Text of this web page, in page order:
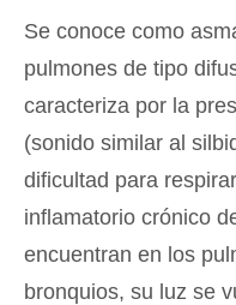
Se conoce como
pulmones de tipo
caracteriza por la
(sonido similar al
dificultad para
inflamatorio crónico
encuentran en los
bronquios, su luz se